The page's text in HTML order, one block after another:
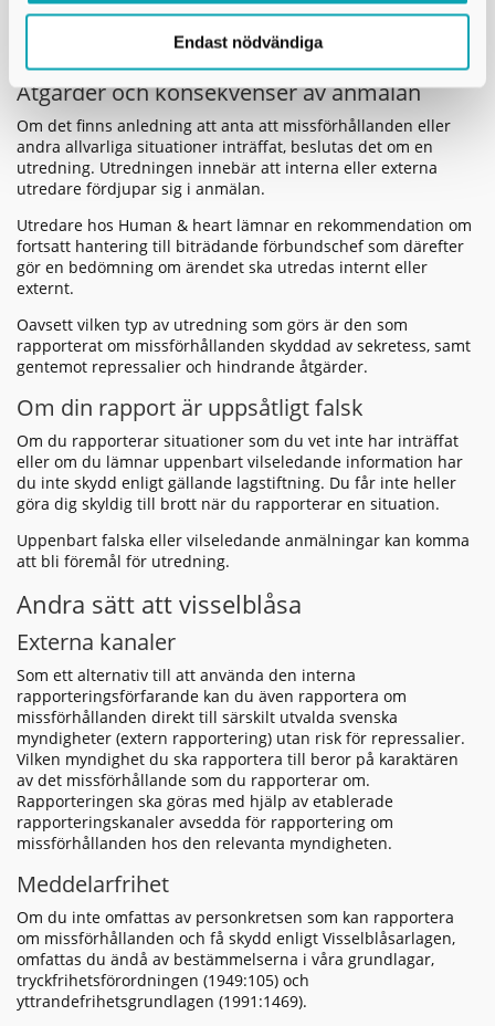
Endast nödvändiga
komma att kontakta dig för att ställa eventuella frågor.
Åtgärder och konsekvenser av anmälan
Om det finns anledning att anta att missförhållanden eller
andra allvarliga situationer inträffat, beslutas det om en
utredning. Utredningen innebär att interna eller externa
utredare fördjupar sig i anmälan.
Utredare hos Human & heart lämnar en rekommendation om
fortsatt hantering till biträdande förbundschef som därefter
gör en bedömning om ärendet ska utredas internt eller
externt.
Oavsett vilken typ av utredning som görs är den som
rapporterat om missförhållanden skyddad av sekretess, samt
gentemot repressalier och hindrande åtgärder.
Om din rapport är uppsåtligt falsk
Om du rapporterar situationer som du vet inte har inträffat
eller om du lämnar uppenbart vilseledande information har
du inte skydd enligt gällande lagstiftning. Du får inte heller
göra dig skyldig till brott när du rapporterar en situation.
Uppenbart falska eller vilseledande anmälningar kan komma
att bli föremål för utredning.
Andra sätt att visselblåsa
Externa kanaler
Som ett alternativ till att använda den interna
rapporteringsförfarande kan du även rapportera om
missförhållanden direkt till särskilt utvalda svenska
myndigheter (extern rapportering) utan risk för repressalier.
Vilken myndighet du ska rapportera till beror på karaktären
av det missförhållande som du rapporterar om.
Rapporteringen ska göras med hjälp av etablerade
rapporteringskanaler avsedda för rapportering om
missförhållanden hos den relevanta myndigheten.
Meddelarfrihet
Om du inte omfattas av personkretsen som kan rapportera
om missförhållanden och få skydd enligt Visselblåsarlagen,
omfattas du ändå av bestämmelserna i våra grundlagar,
tryckfrihetsförordningen (1949:105) och
yttrandefrihetsgrundlagen (1991:1469).